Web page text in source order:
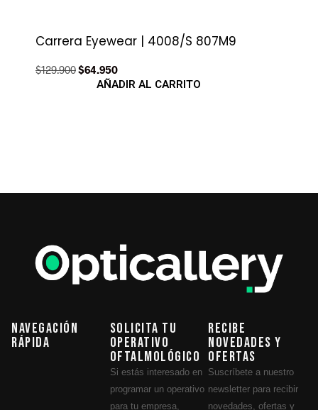
Carrera Eyewear | 4008/S 807M9
$129.900$64.950
AÑADIR AL CARRITO
Navegación
Rápida
Solicita tu
operativo
oftalmológico
Si estás interesado en
programar un operativo
para tu empresa,
Recibe
novedades y
ofertas
Suscríbete a nuestro
newsletter para recibir
novedades, ofertas y